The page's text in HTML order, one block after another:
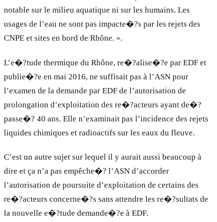
notable sur le milieu aquatique ni sur les humains. Les
usages de l’eau ne sont pas impacte�?s par les rejets des
CNPE et sites en bord de Rhône. ».
L’e�?tude thermique du Rhône, re�?alise�?e par EDF et
publie�?e en mai 2016, ne suffisait pas à l’ASN pour
l’examen de la demande par EDF de l’autorisation de
prolongation d’exploitation des re�?acteurs ayant de�?
passe�? 40 ans. Elle n’examinait pas l’incidence des rejets
liquides chimiques et radioactifs sur les eaux du fleuve.
C’est un autre sujet sur lequel il y aurait aussi beaucoup à
dire et ça n’a pas empêche�? l’ASN d’accorder
l’autorisation de poursuite d’exploitation de certains des
re�?acteurs concerne�?s sans attendre les re�?sultats de
la nouvelle e�?tude demande�?e à EDF.